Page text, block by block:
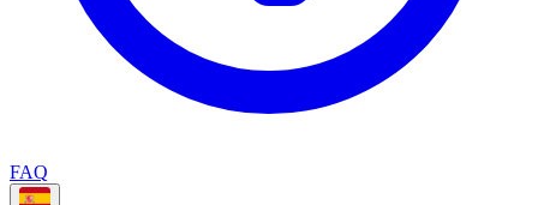
FAQ